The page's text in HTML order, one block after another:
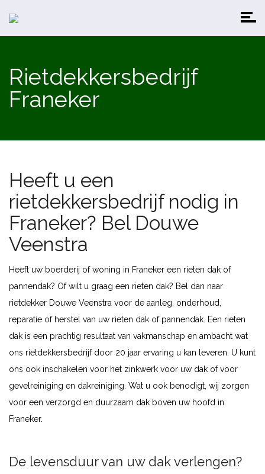
Rietdekkersbedrijf
Franeker
Heeft u een
rietdekkersbedrijf nodig in
Franeker? Bel Douwe
Veenstra
Heeft uw boerderij of woning in Franeker een rieten dak of
pannendak? Of wilt u graag een rieten dak? Bel dan naar
rietdekker Douwe Veenstra voor de aanleg, onderhoud,
reparatie of herstel van uw rieten dak of pannendak. Een rieten
dak is een prachtig resultaat van vakmanschap en ambacht wat
ons rietdekkersbedrijf door 20 jaar ervaring u kan leveren. U kunt
ons ook inschakelen voor het zinkwerk voor uw dak of voor
gevelreiniging en dakreiniging. Wat u ook benodigt, wij zorgen
voor een verzorgd en duurzaam dak boven uw hoofd in
Franeker.
De levensduur van uw dak verlengen?